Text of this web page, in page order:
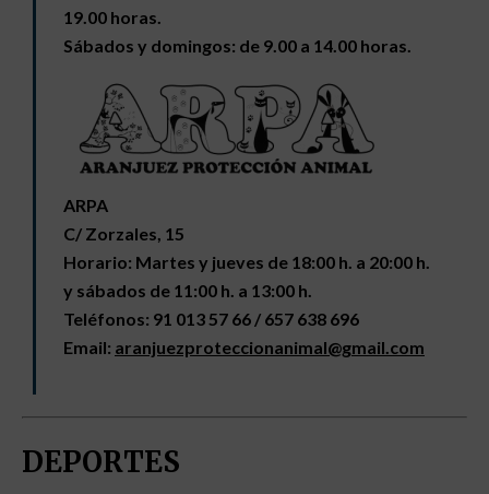
19.00 horas.
Sábados y domingos: de 9.00 a 14.00 horas.
ARPA
C/ Zorzales, 15
Horario: Martes y jueves de 18:00 h. a 20:00 h.
y sábados de 11:00 h. a 13:00 h.
Teléfonos: 91 013 57 66 / 657 638 696
Email: aranjuezproteccionanimal@gmail.com
DEPORTES